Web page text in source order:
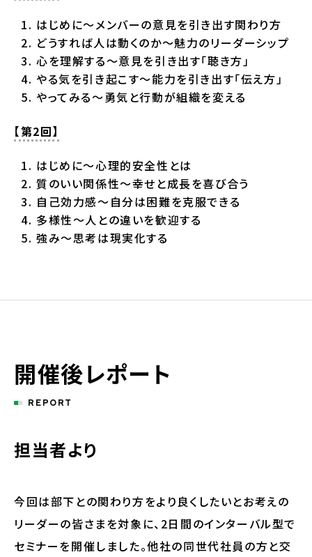
はじめに～メンバーの意見を引き出す関わり方
どうすれば人は動くのか～魅力のリーダーシップ
心を理解する～意見を引き出す「聴き方」
やる気を引き起こす～能力を引き出す「伝え方」
やってみる～勇気と行動が組織を変える
【第2回】
はじめに～心理的安全性とは
質のいい関係性～幸せと成長を喜び合う
自己効力感～自分は困難を克服できる
多様性～人との違いを歓迎する
強み～思考は現実化する
開催後レポート
REPORT
担当者より
今回は部下との関わり方をより良くしたいとお考えの
リーダーの皆さまを対象に、2日間のインターバル型で
セミナーを開催しました。他社の同世代社員の方と交